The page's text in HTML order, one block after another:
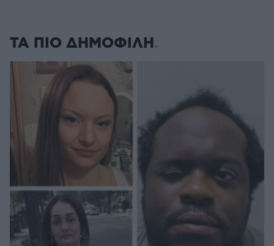
ΤΑ ΠΙΟ ΔΗΜΟΦΙΛΗ